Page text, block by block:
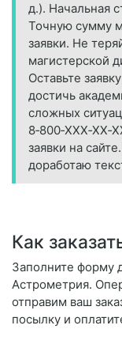
д.). Начальная
Точную сумму
заявки. Не
магистерской
Оставьте
достичь
сложных
заявки на
доработаю
Как
Заполните форму
Астрометрия.
отправим ваш
посылку и